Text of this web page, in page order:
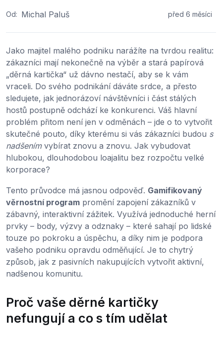
Od: Michal Paluš před 6 měsíci
Jako majitel malého podniku narážíte na tvrdou realitu:
zákazníci mají nekonečně na výběr a stará papírová
„děrná kartička“ už dávno nestačí, aby se k vám
vraceli. Do svého podnikání dáváte srdce, a přesto
sledujete, jak jednorázoví návštěvníci i část stálých
hostů postupně odchází ke konkurenci. Váš hlavní
problém přitom není jen v odměnách – jde o to vytvořit
skutečné pouto, díky kterému si vás zákazníci budou s
nadšenímvybírat znovu a znovu. Jak vybudovat
hlubokou, dlouhodobou loajalitu bez rozpočtu velké
korporace?
Tento průvodce má jasnou odpověď. Gamifikovaný
věrnostní program promění zapojení zákazníků v
zábavný, interaktivní zážitek. Využívá jednoduché herní
prvky – body, výzvy a odznaky – které sahají po lidské
touze po pokroku a úspěchu, a díky nim je podpora
vašeho podniku opravdu odměňující. Je to chytrý
způsob, jak z pasivních nakupujících vytvořit aktivní,
nadšenou komunitu.
Proč vaše děrné kartičky
nefungují a co s tím udělat